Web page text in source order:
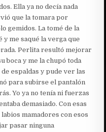
Ella ya no decía nada
que la tomara por
gemidos. La tomé de la
y me saqué la verga que
Perlita resultó mejorar
boca y me la chupó toda
espaldas y pude ver las
para subirse el pantalón
Yo ya no tenía ni fuerzas
demasiado. Con esas
mamadores con esos
pasar ninguna